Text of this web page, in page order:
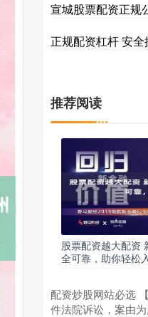
宣城股票配资正规
正规配资杠杆 安
推荐阅读
股票配资越大配资
全可靠，助你轻松
配资炒股网站必选
件法院诉讼，案由